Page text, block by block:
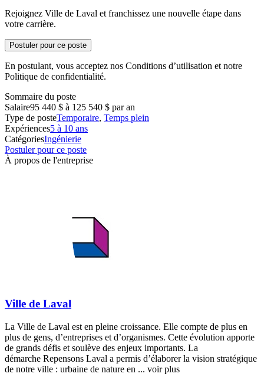
Rejoignez Ville de Laval et franchissez une nouvelle étape dans
votre carrière.
Postuler pour ce poste
En postulant, vous acceptez nos Conditions d’utilisation et notre
Politique de confidentialité.
Sommaire du poste
Salaire95 440 $ à 125 540 $ par an
Type de posteTemporaire, Temps plein
Expériences5 à 10 ans
CatégoriesIngénierie
Postuler pour ce poste
À propos de l'entreprise
Ville de Laval
La Ville de Laval est en pleine croissance. Elle compte de plus en
plus de gens, d’entreprises et d’organismes. Cette évolution apporte
de grands défis et soulève des enjeux importants. La
démarche Repensons Laval a permis d’élaborer la vision stratégique
de notre ville : urbaine de nature en ... voir plus